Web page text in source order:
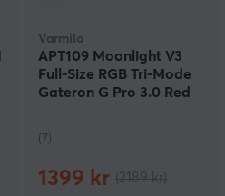
Varmilo
APT109 Moonlight V3
Full-Size RGB Tri-Mode
Gateron G Pro 3.0 Red
(7)
1399 kr